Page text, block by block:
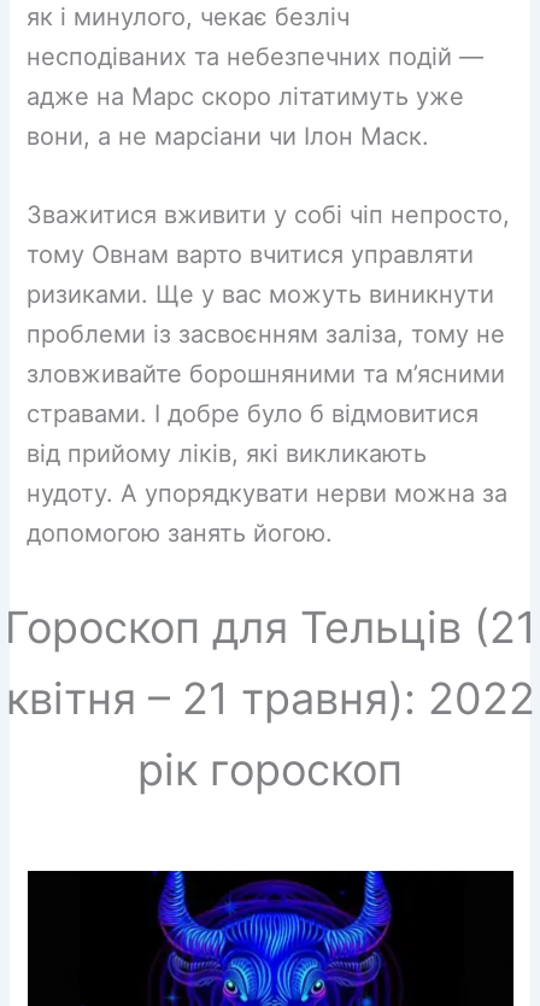
як і минулого, чекає безліч
несподіваних та небезпечних подій —
адже на Марс скоро літатимуть уже
вони, а не марсіани чи Ілон Маск.
Зважитися вживити у собі чіп непросто,
тому Овнам варто вчитися управляти
ризиками. Ще у вас можуть виникнути
проблеми із засвоєнням заліза, тому не
зловживайте борошняними та м’ясними
стравами. І добре було б відмовитися
від прийому ліків, які викликають
нудоту. А упорядкувати нерви можна за
допомогою занять йогою.
Гороскоп для Тельців (21
квітня – 21 травня): 2022
рік гороскоп